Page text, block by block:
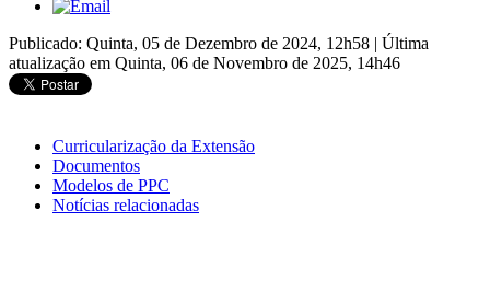
Publicado: Quinta, 05 de Dezembro de 2024, 12h58 | Última
atualização em Quinta, 06 de Novembro de 2025, 14h46
Curricularização da Extensão
Documentos
Modelos de PPC
Notícias relacionadas